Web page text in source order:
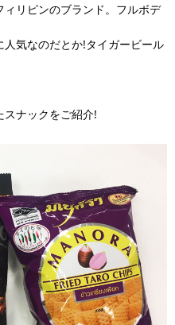
リピンのブランド。フルボデ
気なのだとか!タイガービール
スナックをご紹介!